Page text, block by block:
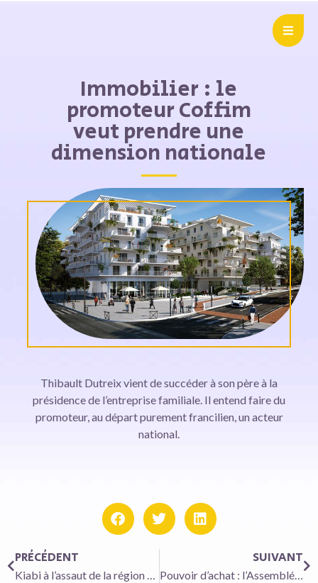
Immobilier : le
promoteur Coffim
veut prendre une
dimension nationale
Thibault Dutreix vient de succéder à son père à la
présidence de l’entreprise familiale. Il entend faire du
promoteur, au départ purement francilien, un acteur
national.
PRÉCÉDENT
Kiabi à l’assaut de la région parisienne avec des magasins réduits
SUIVANT
Pouvoir d’achat : l’Assemblée vote pour faciliter les accords d’intéressement